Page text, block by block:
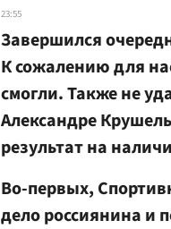
23:55
Завершился
К сожалению для
смогли. Также не
Александре
результат на
Во-первых,
дело россиянина и